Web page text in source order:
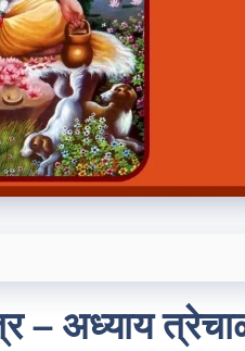
– अध्याय